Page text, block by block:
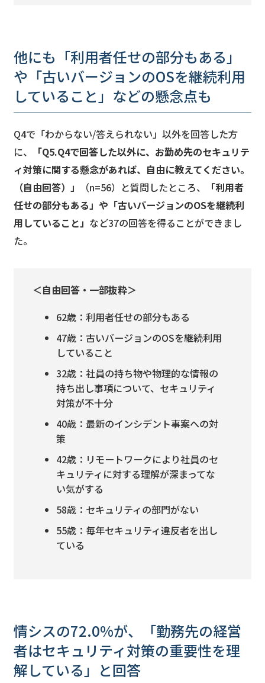
他にも「利用者任せの部分もある」
や「古いバージョンのOSを継続利用
していること」などの懸念点も
Q4で「わからない/答えられない」以外を回答した方
に、
「Q5.Q4で回答した以外に、お勤め先のセキュリテ
ィ対策に関する懸念があれば、自由に教えてください。
（自由回答）」
（n=56）と質問したところ、
「利用者
任せの部分もある」や「古いバージョンのOSを継続利
用していること」 など37の回答を得ることができまし
た。
＜自由回答・一部抜粋＞
62歳：利用者任せの部分もある
47歳：古いバージョンのOSを継続利用
していること
32歳：社員の持ち物や物理的な情報の
持ち出し事項について、セキュリティ
対策が不十分
40歳：最新のインシデント事案への対
策
42歳：リモートワークにより社員のセ
キュリティに対する理解が深まってな
い気がする
58歳：セキュリティの部門がない
55歳：毎年セキュリティ違反者を出し
ている
情シスの72.0%が、「勤務先の経営
者はセキュリティ対策の重要性を理
解している」と回答